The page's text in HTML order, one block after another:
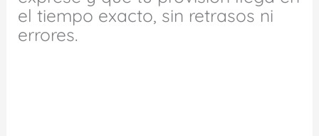
el tiempo exacto, sin retrasos ni
errores.